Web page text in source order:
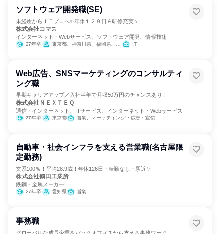
ソフトウェア開発職(SE)
未経験からＩＴプロへ✨年休１２９日＆研修充実⭐
株式会社コマス
インターネット・Webサービス、ソフトウェア開発、情報技術
27年卒 東京都、神奈川県、福岡県、沖縄県 IT
Web広告、SNSマーケティングのコンサルティ
ング職
早期キャリアアップ／入社半年で月収50万円のチャンスあり！
株式会社ＮＥＸＴＥＱ
通信・インターネット、ITサービス、インターネット・Webサービス
27年卒 東京都 営業、マーケティング・広告・宣伝
自動車・社会インフラを支える営業職(名古屋限
定勤務)
文系100％！平均28.9歳！年休126日・転勤なし・駅近✨
株式会社鶴田工業所
鉄鋼・金属メーカー
27年卒 愛知県 営業
事務職
グローバルな成長企業をバックオフィスから支える事務ワーク